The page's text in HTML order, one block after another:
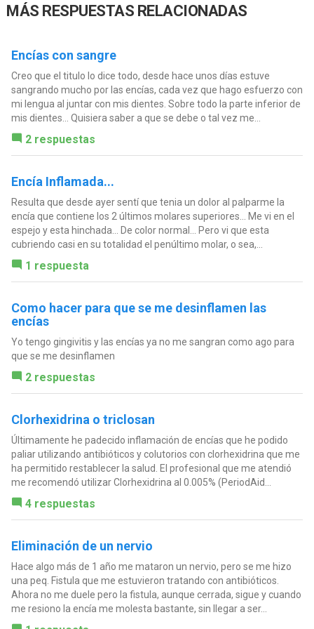
MÁS RESPUESTAS RELACIONADAS
Encías con sangre
Creo que el titulo lo dice todo, desde hace unos días estuve
sangrando mucho por las encías, cada vez que hago esfuerzo con
mi lengua al juntar con mis dientes. Sobre todo la parte inferior de
mis dientes... Quisiera saber a que se debe o tal vez me...
2 respuestas
Encía Inflamada...
Resulta que desde ayer sentí que tenia un dolor al palparme la
encía que contiene los 2 últimos molares superiores... Me vi en el
espejo y esta hinchada... De color normal... Pero vi que esta
cubriendo casi en su totalidad el penúltimo molar, o sea,...
1 respuesta
Como hacer para que se me desinflamen las
encías
Yo tengo gingivitis y las encías ya no me sangran como ago para
que se me desinflamen
2 respuestas
Clorhexidrina o triclosan
Últimamente he padecido inflamación de encías que he podido
paliar utilizando antibióticos y colutorios con clorhexidrina que me
ha permitido restablecer la salud. El profesional que me atendió
me recomendó utilizar Clorhexidrina al 0.005% (PeriodAid...
4 respuestas
Eliminación de un nervio
Hace algo más de 1 año me mataron un nervio, pero se me hizo
una peq. Fistula que me estuvieron tratando con antibióticos.
Ahora no me duele pero la fistula, aunque cerrada, sigue y cuando
me resiono la encía me molesta bastante, sin llegar a ser...